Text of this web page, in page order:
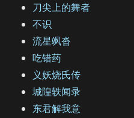
刀尖上的舞者
不识
流星飒沓
吃错药
义妖烧氏传
城隍轶闻录
东君解我意